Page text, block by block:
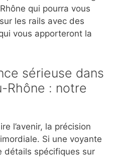
qui pourra vous
les rails avec des
vous apporteront la
sérieuse dans
Rhône : notre
l’avenir, la précision
Si une voyante
détails spécifiques sur